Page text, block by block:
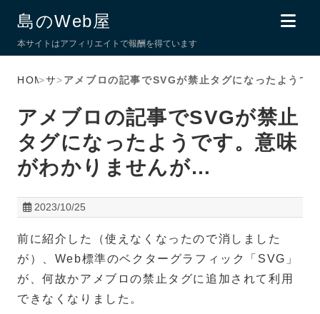
島のWeb屋
本サイトはアフィリエイトで報酬を得ています
HOME
>サブ
>アメブロの記事でSVGが禁止タグになったようで
アメブロの記事でSVGが禁止
タグになったようです。意味
がわかりませんが…
2023/10/25
前に紹介した（使えなくなったので消しました
が）、Web標準のベクターグラフィック「SVG」
が、何故かアメブロの禁止タグに追加されて利用
できなくなりました。